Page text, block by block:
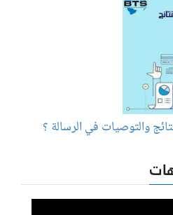
والتوصيات في الرسالة ؟